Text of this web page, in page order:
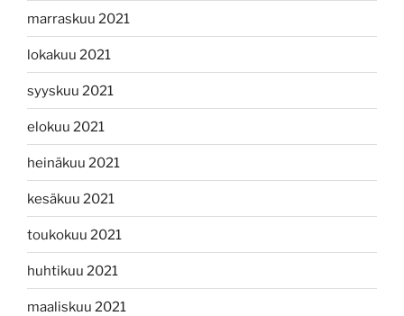
marraskuu 2021
lokakuu 2021
syyskuu 2021
elokuu 2021
heinäkuu 2021
kesäkuu 2021
toukokuu 2021
huhtikuu 2021
maaliskuu 2021